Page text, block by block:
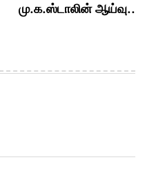
மு.க.ஸ்டாலின் ஆய்வு..